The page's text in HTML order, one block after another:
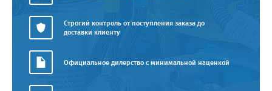
Строгий контроль от поступления заказа до
доставки клиенту
Официальное дилерство с минимальной наценкой